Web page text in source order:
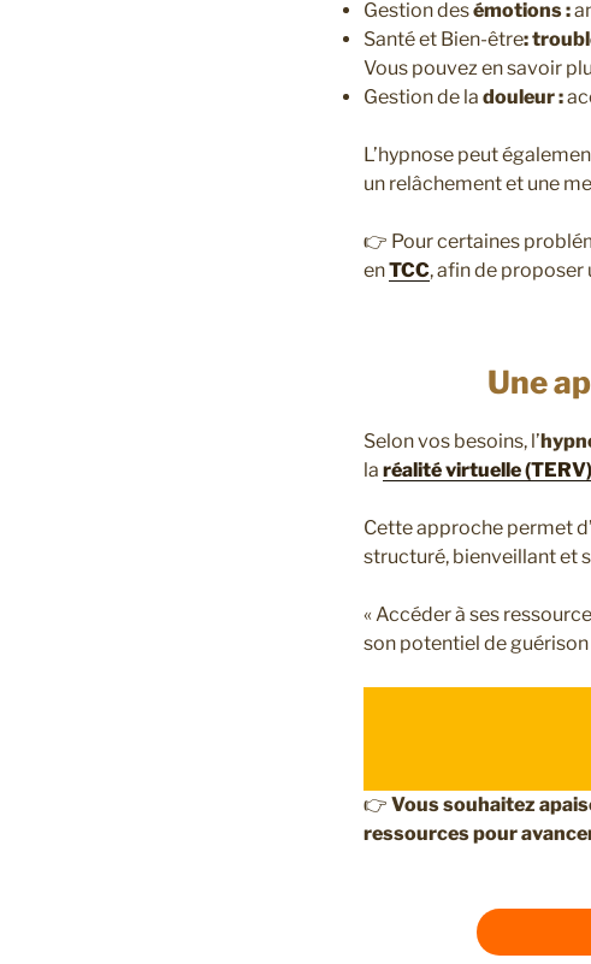
Gestion desémotions :
Santé et Bien-être:
Vous pouvez en savoir
Gestion de la douleur :
L’hypnose peut
un relâchement et une
👉 Pour certaines
enTCC, afin de
Une
Selon vos besoins, l’
la réalité virtuelle (TERV)
Cette approche permet
structuré, bienveillant et
« Accéder à ses
son potentiel de guérison
👉 Vous souhaitez
ressources pour